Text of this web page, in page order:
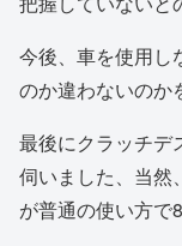
今後、車を使用し
のか違わないのか
最後にクラッチデ
伺いました、当然
が普通の使い方で